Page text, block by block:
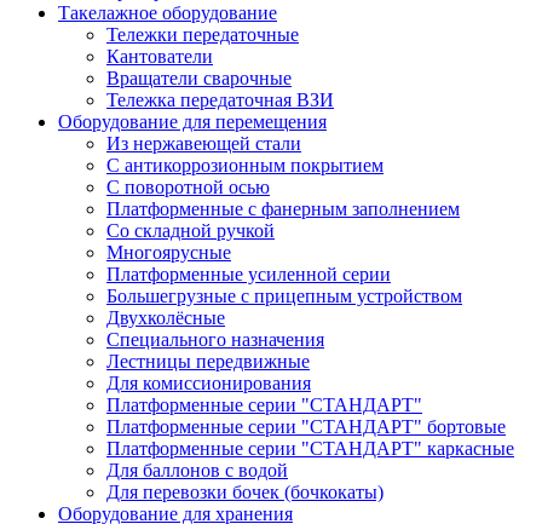
Такелажное оборудование
Тележки передаточные
Кантователи
Вращатели сварочные
Тележка передаточная ВЗИ
Оборудование для перемещения
Из нержавеющей стали
С антикоррозионным покрытием
С поворотной осью
Платформенные с фанерным заполнением
Со складной ручкой
Многоярусные
Платформенные усиленной серии
Большегрузные с прицепным устройством
Двухколёсные
Специального назначения
Лестницы передвижные
Для комиссионирования
Платформенные серии "СТАНДАРТ"
Платформенные серии "СТАНДАРТ" бортовые
Платформенные серии "СТАНДАРТ" каркасные
Для баллонов с водой
Для перевозки бочек (бочкокаты)
Оборудование для хранения